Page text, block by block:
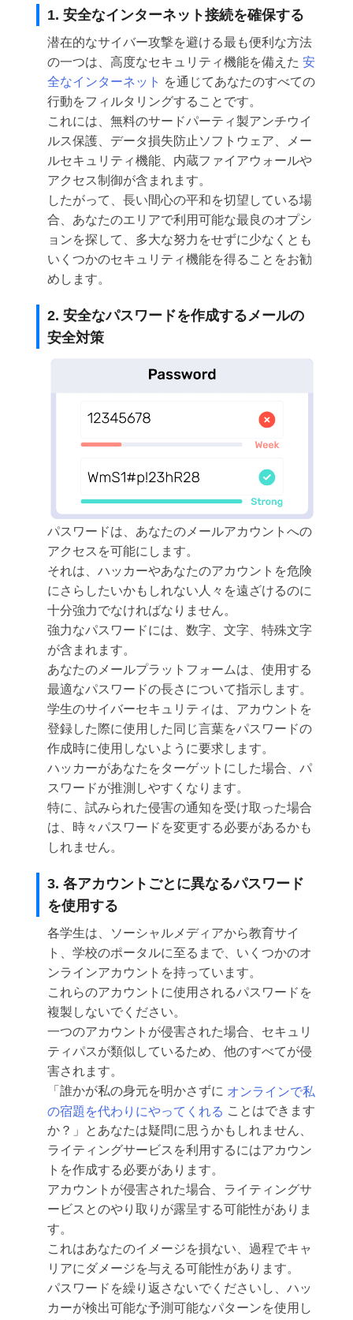
1. 安全なインターネット接続を確保する
潜在的なサイバー攻撃を避ける最も便利な方法
の一つは、高度なセキュリティ機能を備えた 安
全なインターネット を通じてあなたのすべての
行動をフィルタリングすることです。
これには、無料のサードパーティ製アンチウイ
ルス保護、データ損失防止ソフトウェア、メー
ルセキュリティ機能、内蔵ファイアウォールや
アクセス制御が含まれます。
したがって、長い間心の平和を切望している場
合、あなたのエリアで利用可能な最良のオプシ
ョンを探して、多大な努力をせずに少なくとも
いくつかのセキュリティ機能を得ることをお勧
めします。
2. 安全なパスワードを作成するメールの
安全対策
パスワードは、あなたのメールアカウントへの
アクセスを可能にします。
それは、ハッカーやあなたのアカウントを危険
にさらしたいかもしれない人々を遠ざけるのに
十分強力でなければなりません。
強力なパスワードには、数字、文字、特殊文字
が含まれます。
あなたのメールプラットフォームは、使用する
最適なパスワードの長さについて指示します。
学生のサイバーセキュリティは、アカウントを
登録した際に使用した同じ言葉をパスワードの
作成時に使用しないように要求します。
ハッカーがあなたをターゲットにした場合、パ
スワードが推測しやすくなります。
特に、試みられた侵害の通知を受け取った場合
は、時々パスワードを変更する必要があるかも
しれません。
3. 各アカウントごとに異なるパスワード
を使用する
各学生は、ソーシャルメディアから教育サイ
ト、学校のポータルに至るまで、いくつかのオ
ンラインアカウントを持っています。
これらのアカウントに使用されるパスワードを
複製しないでください。
一つのアカウントが侵害された場合、セキュリ
ティパスが類似しているため、他のすべてが侵
害されます。
「誰かが私の身元を明かさずに オンラインで私
の宿題を代わりにやってくれる ことはできます
か？」とあなたは疑問に思うかもしれません、
ライティングサービスを利用するにはアカウン
トを作成する必要があります。
アカウントが侵害された場合、ライティングサ
ービスとのやり取りが露呈する可能性がありま
す。
これはあなたのイメージを損ない、過程でキャ
リアにダメージを与える可能性があります。
パスワードを繰り返さないでくださいし、ハッ
カーが検出可能な予測可能なパターンを使用し